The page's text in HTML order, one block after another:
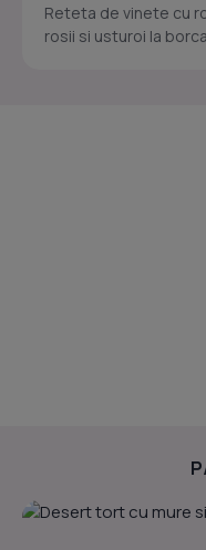
Reteta de vinete cu
rosii si usturoi la